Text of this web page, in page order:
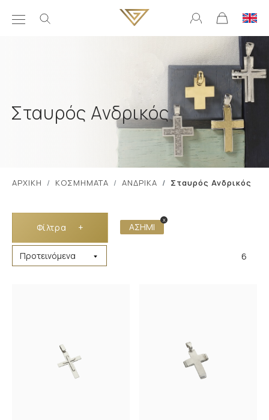
Σταυρός Ανδρικός
ΑΡΧΙΚΗ ΚΟΣΜΗΜΑΤΑ ΑΝΔΡΙΚΑ Σταυρός Ανδρικός
Φίλτρα + ΑΣΗΜΙ
x
6